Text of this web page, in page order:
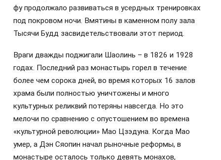
фу продолжало развиваться в усердных тренировках
под покровом ночи. Вмятины в каменном полу зала
Тысячи Будд засвидетельствовали этот период.
Враги дважды поджигали Шаолинь – в 1826 и 1928
годах. Последний раз монастырь горел в течение
более чем сорока дней, во время которых 16 залов
храма были полностью уничтожены и много
культурных реликвий потеряны навсегда. Но это
мелочи по сравнению с опустошением во времена
«культурной революции» Мао Цзэдуна. Когда Мао
умер, а Дэн Сяопин начал рыночные реформы, в
монастыре осталось только девять монахов,